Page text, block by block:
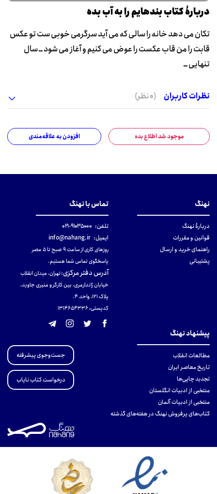
دربارۀ کتاب بندهایم را به آب بده
تکان می دهد خانه را سالی که می آید سرگرمی خوبی ست تو عکس
قابت را من قاب عکست را عوض می کنیم و آغاز می شود ــ سال
تنهایی ــ
نظرات کاربران (0 نظر)
موجود شد اطلاع بده افزودن به علاقه‌مندی
نهنگ
دربارهٔ نهنگ
قوانین و مقررات
راهنمای خرید و ارسال
پشتیبانی
تماس با نهنگ
تلفن: ۹۱۰۳۵۰۰۰-۰۲۱
ایمیل: info@nahang.ir
روزهای کاری از ساعت ۹ صبح تا ۵ عصر
پاسخگوی تماس شما هستیم.
آدرس دفتر مرکزی:تهران، میدان انقلاب
خیابان ژاندارمری، بین کارگر و منیری جاوید،
پلاک 121، واحد ۴.
کدپستی: 131465433۶
پیشنهاد نهنگ
مطالعات انقلاب
تاریخ معاصر ایران
تجدید چاپی‌ها
منتخبی از ادبیات انگلستان
منتخبی از ادبیات آلمان
کتاب‌های پرفروش نهنگ در هفته‌های گذشته
جست‌وجوی پیشرفته
درخواست کتاب نایاب